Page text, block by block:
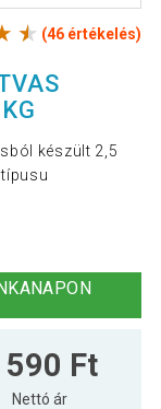
(46 értékelés)
készült 2,5
590 Ft
Nettó ár